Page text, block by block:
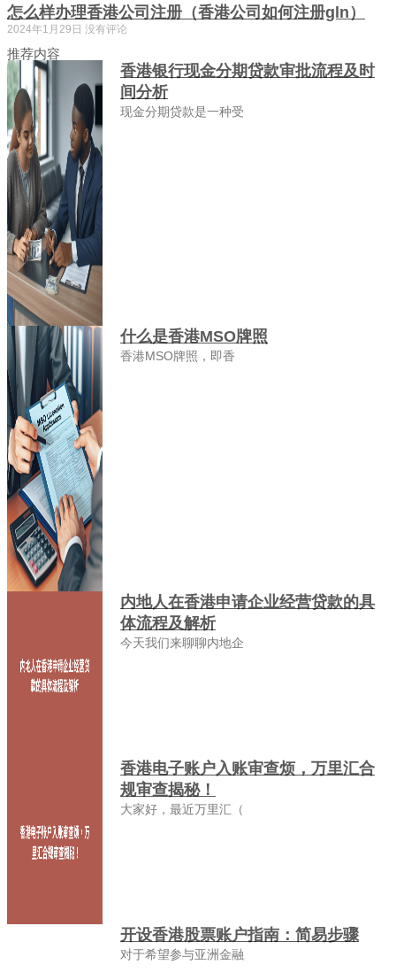
怎么样办理香港公司注册（香港公司如何注册gln）
2024年1月29日 没有评论
推荐内容
香港银行现金分期贷款审批流程及时
间分析
现金分期贷款是一种受
什么是香港MSO牌照
香港MSO牌照，即香
内地人在香港申请企业经营贷款的具
体流程及解析
今天我们来聊聊内地企
香港电子账户入账审查烦，万里汇合
规审查揭秘！
大家好，最近万里汇（
开设香港股票账户指南：简易步骤
对于希望参与亚洲金融